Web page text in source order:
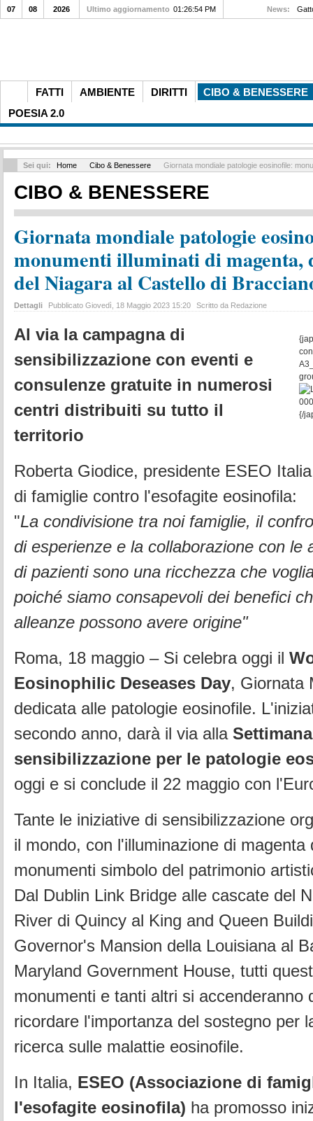
FATTI AMBIENTE DIRITTI
CIBO & BENESSERE
POESIA 2.0
07 08 2026 Ultimo aggiornamento 01:26:54 PM News:
Sei qui: Home Cibo & Benessere Giornata mondiale patologie eosinofile:
CIBO & BENESSERE
Giornata mondiale patologie
monumenti illuminati di magenta,
del Niagara al Castello di
Dettagli Pubblicato Giovedì, 18 Maggio 2023 15:20 Scritto da Redazione
{/
Al via la campagna di
sensibilizzazione con eventi e
consulenze gratuite in numerosi
centri distribuiti su tutto il
territorio
Roberta Giodice, presidente ESEO
di famiglie contro l'esofagite eosinofila:
"La condivisione tra noi famiglie, il
di esperienze e la collaborazione con le
di pazienti sono una ricchezza che
poiché siamo consapevoli dei benefici
alleanze possono avere origine"
Roma, 18 maggio – Si celebra oggi il
Eosinophilic Deseases Day, Giornata
dedicata alle patologie eosinofile.
secondo anno, darà il via alla
sensibilizzazione per le patologie
oggi e si conclude il 22 maggio con
Tante le iniziative di sensibilizzazione
il mondo, con l'illuminazione di magenta
monumenti simbolo del patrimonio
Dal Dublin Link Bridge alle cascate del
River di Quincy al King and Queen
Governor's Mansion della Louisiana al
Maryland Government House, tutti
monumenti e tanti altri si accenderanno
ricordare l'importanza del sostegno per
ricerca sulle malattie eosinofile.
In Italia, ESEO (Associazione di
l'esofagite eosinofila) ha promosso